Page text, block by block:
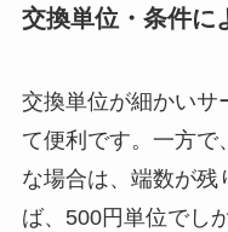
交換単位・条件に
交換単位が細かいサ
て便利です。一方で
な場合は、端数が残
ば、500円単位でし